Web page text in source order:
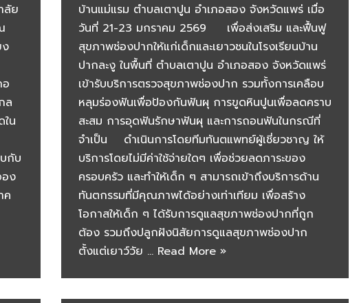
ลัย
ล
ใน
กับ
อง
ค
บ้านแม่แรม ตำบลเตาปูน อำเภอสอง จังหวัดแพร่ เมื่อ
วันที่ 21-23 มกราคม 2569 เพื่อส่งเสริม และฟื้นฟู
สุขภาพช่องปากให้แก่เด็กและเยาวชนในโรงเรียนบ้าน
ปากละงู ในพื้นที่ ตำบลเตาปูน อำเภอสอง จังหวัดแพร่
เข้ารับบริการตรวจสุขภาพช่องปาก รวมทั้งการเคลือบ
หลุมร่องฟันเพื่อป้องกันฟันผุ การขูดหินปูนเพื่อลดคราบ
สะสม การอุดฟันรักษาฟันผุ และการถอนฟันในกรณีที่
จำเป็น ดำเนินการโดยทีมทันตแพทย์ผู้เชี่ยวชาญ ให้
บริการโดยไม่มีค่าใช้จ่ายใดๆ เพื่อช่วยลดภาระของ
ครอบครัว และทำให้เด็ก ๆ สามารถเข้าถึงบริการด้าน
ทันตกรรมที่มีคุณภาพได้อย่างเท่าเทียม เพื่อสร้าง
โอกาสให้เด็ก ๆ ได้รับการดูแลสุขภาพช่องปากที่ถูก
ต้อง รวมถึงปลูกฝังนิสัยการดูแลสุขภาพช่องปาก
ตั้งแต่เยาว์วัย … Read More »